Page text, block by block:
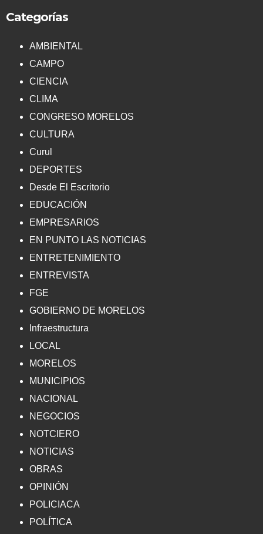
Categorías
AMBIENTAL
CAMPO
CIENCIA
CLIMA
CONGRESO MORELOS
CULTURA
Curul
DEPORTES
Desde El Escritorio
EDUCACIÓN
EMPRESARIOS
EN PUNTO LAS NOTICIAS
ENTRETENIMIENTO
ENTREVISTA
FGE
GOBIERNO DE MORELOS
Infraestructura
LOCAL
MORELOS
MUNICIPIOS
NACIONAL
NEGOCIOS
NOTCIERO
NOTICIAS
OBRAS
OPINIÓN
POLICIACA
POLÍTICA